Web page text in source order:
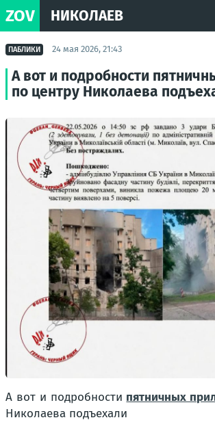
ZOV НИКОЛАЕВ
ПАБЛИКИ 24 мая 2026, 21:43
А вот и подробности
по центру Николаева
А вот и подробности пятничных
Николаева подъехали